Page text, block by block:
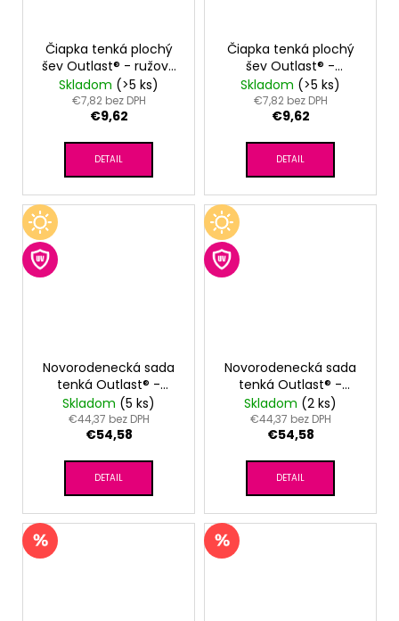
Čiapka tenká plochý
šev Outlast® - ružová
baby
Skladom (>5 ks)
€7,82 bez DPH
€9,62
DETAIL
Čiapka tenká plochý
šev Outlast® -
sv.modrá
Skladom (>5 ks)
€7,82 bez DPH
€9,62
DETAIL
Novorodenecká sada
tenká Outlast® -
sv.modrá
Skladom (5 ks)
€44,37 bez DPH
€54,58
DETAIL
Novorodenecká sada
tenká Outlast® -
ružová baby
Skladom (2 ks)
€44,37 bez DPH
€54,58
DETAIL